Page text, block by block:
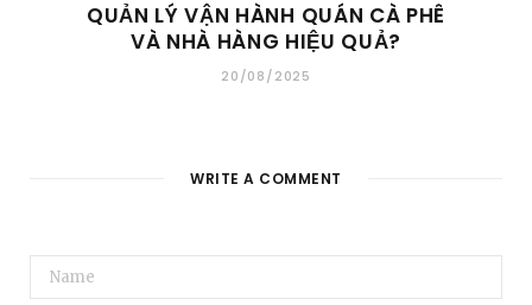
QUẢN LÝ VẬN HÀNH QUÁN CÀ PHÊ
VÀ NHÀ HÀNG HIỆU QUẢ?
20/08/2025
WRITE A COMMENT